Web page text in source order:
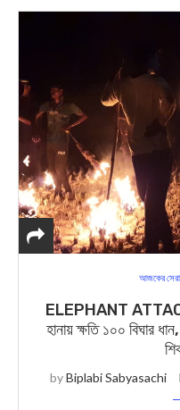
আজকের
ELEPHANT ATTACK :
হানায় ক্ষতি ১০০ বিঘার
byBiplabi Sabyasachi